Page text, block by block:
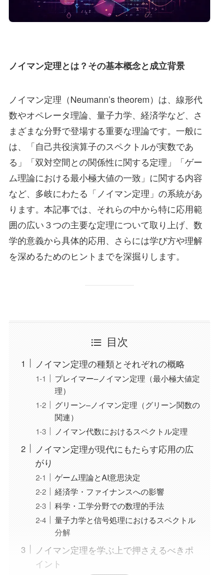
ノイマン定理とは？その基本概念と成立背景
ノイマン定理（Neumann’s theorem）は、線形代
数やオペレータ理論、量子力学、経済学など、さ
まざまな分野で登場する重要な理論です。一般に
は、「自己共役演算子のスペクトルが実数であ
る」「双対空間との関係性に関する定理」「ゲー
ム理論における最小極大値の一致」に関する内容
など、多岐にわたる「ノイマン定理」の系統があ
ります。本記事では、それらの中から特に応用範
囲の広い３つの主要な定理について取り上げ、数
学的意義から具体的応用、さらには学び方や理解
を深めるためのヒントまでを深掘りします。
目次
ノイマン定理の種類とそれぞれの概略
プレイマー–ノイマン定理（最小極大値定
理）
グリーン–ノイマン定理（グリーン関数の
関連）
ノイマン代数におけるスペクトル定理
ノイマン定理が現代にもたらす応用の広
がり
ゲーム理論とAI意思決定
経済学・ファイナンスへの影響
科学・工学分野での数理的手法
量子力学と信号処理におけるスペクトル
分解
ノイマン定理を学ぶ上で押さえるべきポ
イント